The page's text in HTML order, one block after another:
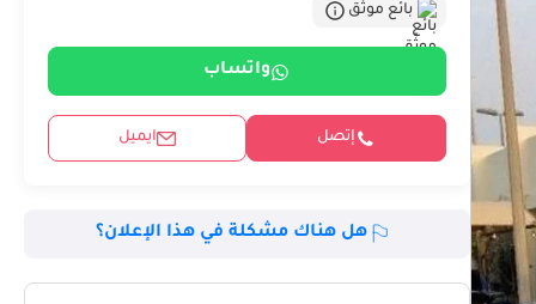
بائع موثّق
واتساب
إتصل ايميل
هل هناك مشكلة في هذا الإعلان؟